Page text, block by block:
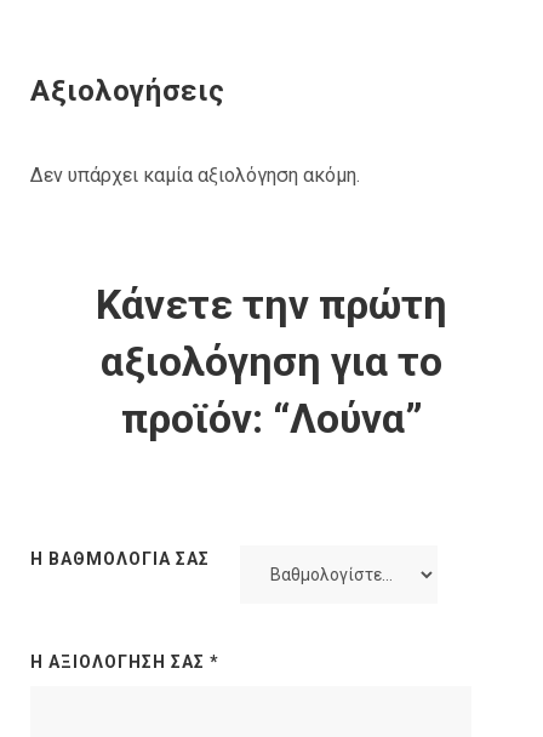
Αξιολογήσεις
Δεν υπάρχει καμία αξιολόγηση ακόμη.
Κάνετε την πρώτη
αξιολόγηση για το
προϊόν: “Λούνα”
Η ΒΑΘΜΟΛΟΓΊΑ ΣΑΣ
Η ΑΞΙΟΛΌΓΗΣΉ ΣΑΣ *